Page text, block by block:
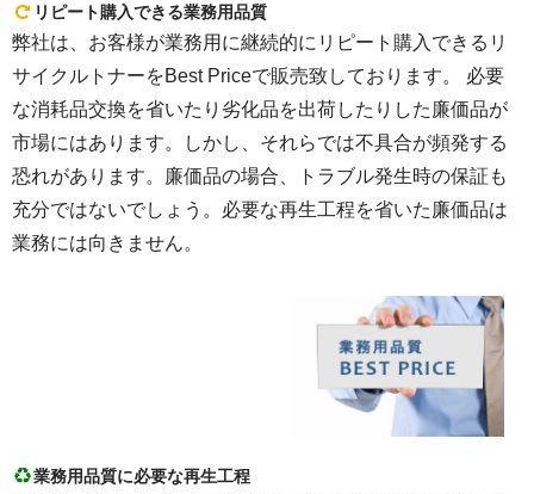
リピート購入できる業務用品質
弊社は、お客様が業務用に継続的にリピート購入できるリ
サイクルトナーをBest Priceで販売致しております。 必要
な消耗品交換を省いたり劣化品を出荷したりした廉価品が
市場にはあります。しかし、それらでは不具合が頻発する
恐れがあります。廉価品の場合、トラブル発生時の保証も
充分ではないでしょう。必要な再生工程を省いた廉価品は
業務には向きません。
業務用品質に必要な再生工程